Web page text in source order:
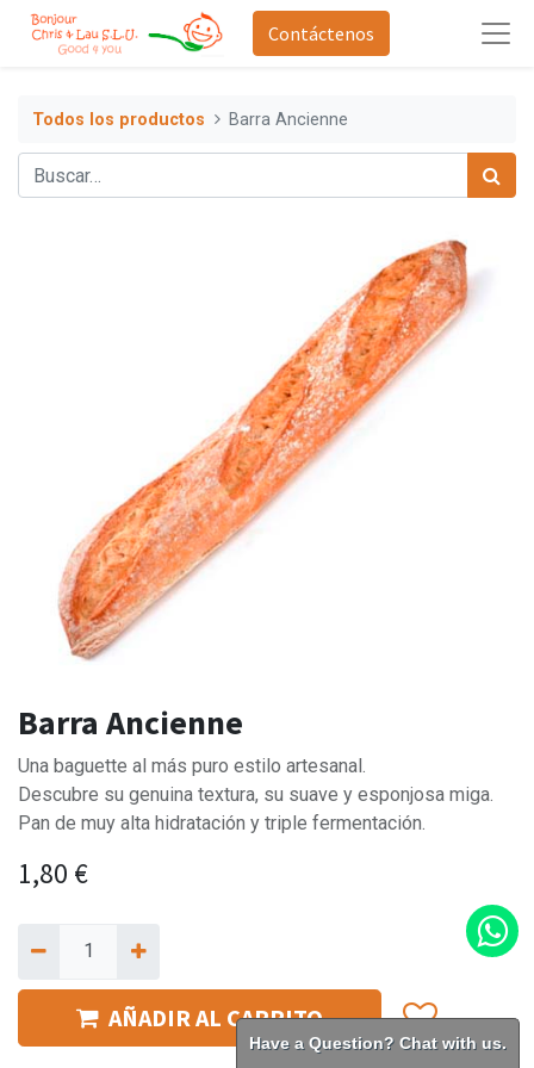
Contáctenos
Todos los productos Barra Ancienne
Barra Ancienne
Una baguette al más puro estilo artesanal.
Descubre su genuina textura, su suave y esponjosa miga.
Pan de muy alta hidratación y triple fermentación.
1,80 €
AÑADIR AL CARRITO
Have a Question? Chat with us.